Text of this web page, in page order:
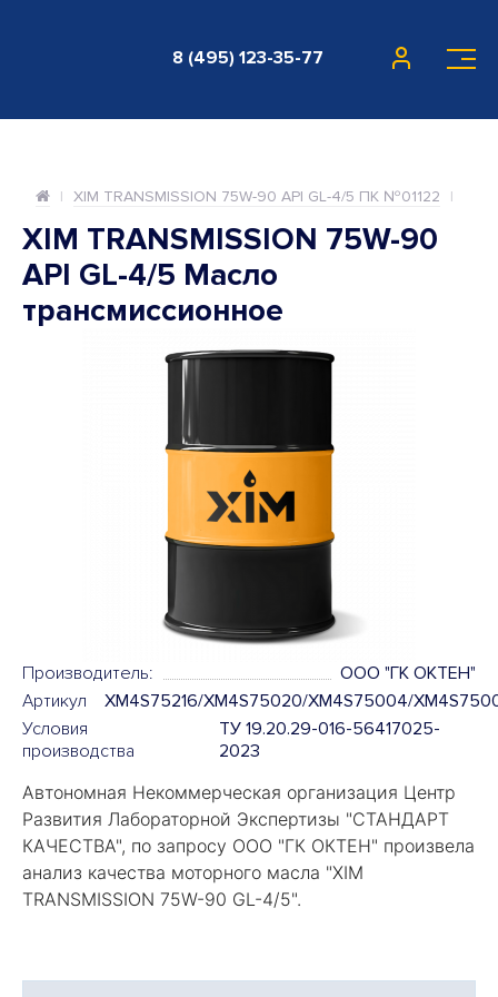
8 (495) 123-35-77
XIM TRANSMISSION 75W-90 API GL-4/5 ПК №01122
XIM TRANSMISSION 75W-90
API GL-4/5 Масло
трансмиссионное
Производитель:
ООО "ГК ОКТЕН"
Артикул
XM4S75216/XM4S75020/XM4S75004/
Условия
производства
ТУ 19.20.29-016-56417025-
2023
Автономная Некоммерческая организация Центр
Развития Лабораторной Экспертизы "СТАНДАРТ
КАЧЕСТВА", по запросу ООО "ГК ОКТЕН" произвела
анализ качества моторного масла "XIM
TRANSMISSION 75W-90 GL-4/5".